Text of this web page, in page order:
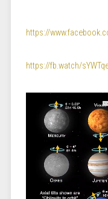
https://
https://fb.watch/
Πρόγραμμα
Αναπαραγωγής
Βίντεο